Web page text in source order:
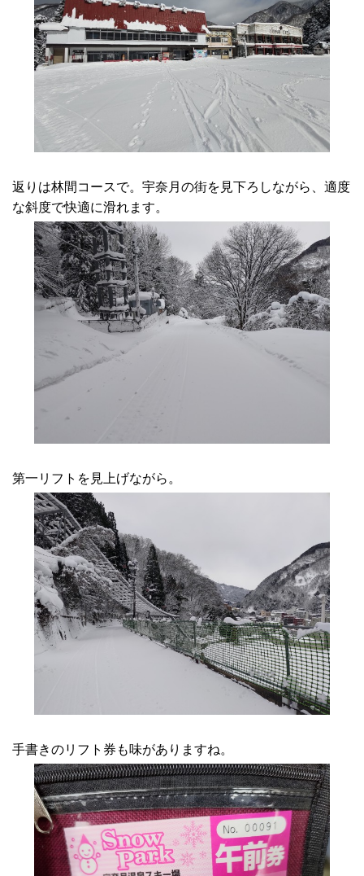
返りは林間コースで。宇奈月の街を見下ろしながら、適度
な斜度で快適に滑れます。
第一リフトを見上げながら。
手書きのリフト券も味がありますね。